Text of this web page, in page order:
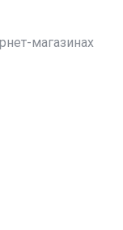
магазинах